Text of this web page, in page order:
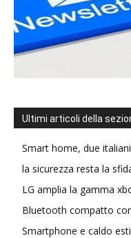
Ultimi articoli della
Smart home, due
la sicurezza resta la
LG amplia la gamma
Bluetooth compatto
Smartphone e caldo